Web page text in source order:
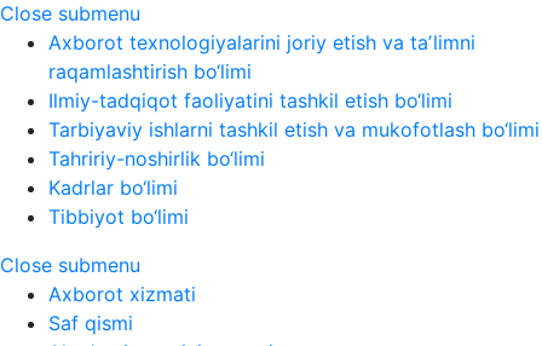
Close submenu
Axborot texnologiyalarini joriy etish va taʼlimni
raqamlashtirish bo‘limi
Ilmiy-tadqiqot faoliyatini tashkil etish bo‘limi
Tarbiyaviy ishlarni tashkil etish va mukofotlash bo‘limi
Tahririy-noshirlik bo‘limi
Kadrlar bo‘limi
Tibbiyot bo‘limi
Close submenu
Axborot xizmati
Saf qismi